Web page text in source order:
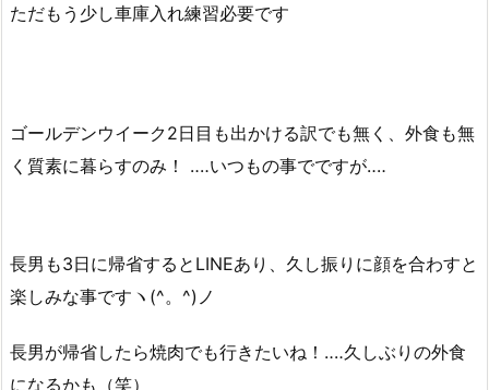
ただもう少し車庫入れ練習必要です
ゴールデンウイーク2日目も出かける訳でも無く、外食も無
く質素に暮らすのみ！ ‥‥いつもの事でですが‥‥
長男も3日に帰省するとLINEあり、久し振りに顔を合わすと
楽しみな事ですヽ(^。^)ノ
長男が帰省したら焼肉でも行きたいね！‥‥久しぶりの外食
になるかも（笑）